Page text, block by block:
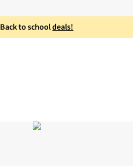
Back to schooldeals!